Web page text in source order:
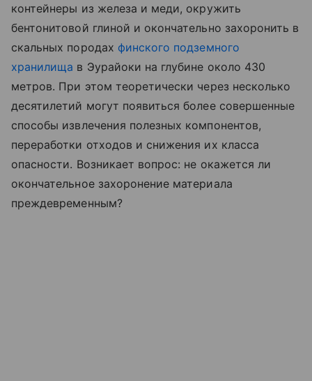
контейнеры из железа и меди, окружить
бентонитовой глиной и окончательно захоронить в
скальных породах финского подземного
хранилища в Эурайоки на глубине около 430
метров. При этом теоретически через несколько
десятилетий могут появиться более совершенные
способы извлечения полезных компонентов,
переработки отходов и снижения их класса
опасности. Возникает вопрос: не окажется ли
окончательное захоронение материала
преждевременным?